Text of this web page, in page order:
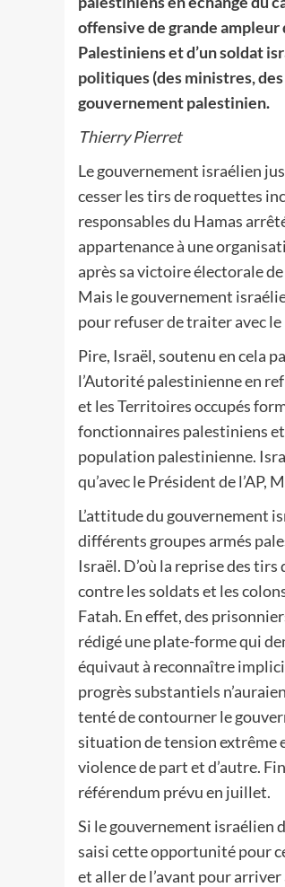
offensive de grande ampleur
Palestiniens et d’un soldat
politiques (des ministres,
gouvernement palestinien.
Thierry Pierret
Le gouvernement israélien
cesser les tirs de roquettes
responsables du Hamas
appartenance à une
après sa victoire électorale
Mais le gouvernement
pour refuser de traiter avec
Pire, Israël, soutenu en cela
l’Autorité palestinienne en
et les Territoires occupés
fonctionnaires palestiniens et
population palestinienne.
qu’avec le Président de
L’attitude du gouvernement
différents groupes armés
Israël. D’où la reprise des
contre les soldats et les
Fatah. En effet, des
rédigé une plate-forme qui
équivaut à reconnaître
progrès substantiels
tenté de contourner le
situation de tension extrême
violence de part et d’autre.
référendum prévu en juillet.
Si le gouvernement israélien
saisi cette opportunité pour
et aller de l’avant pour